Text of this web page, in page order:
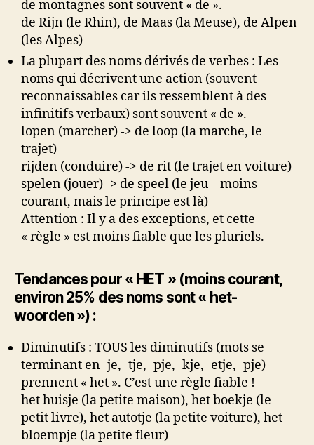
de montagnes sont souvent « de ».
de Rijn (le Rhin), de Maas (la Meuse), de Alpen
(les Alpes)
La plupart des noms dérivés de verbes : Les
noms qui décrivent une action (souvent
reconnaissables car ils ressemblent à des
infinitifs verbaux) sont souvent « de ».
lopen (marcher) -> de loop (la marche, le
trajet)
rijden (conduire) -> de rit (le trajet en voiture)
spelen (jouer) -> de speel (le jeu – moins
courant, mais le principe est là)
Attention : Il y a des exceptions, et cette
« règle » est moins fiable que les pluriels.
Tendances pour « HET » (moins courant,
environ 25% des noms sont « het-
woorden ») :
Diminutifs : TOUS les diminutifs (mots se
terminant en -je, -tje, -pje, -kje, -etje, -pje)
prennent « het ». C’est une règle fiable !
het huisje (la petite maison), het boekje (le
petit livre), het autotje (la petite voiture), het
bloempje (la petite fleur)